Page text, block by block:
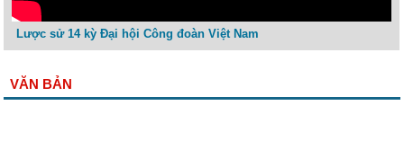
Lược sử 14 kỳ Đại hội Công đoàn Việt Nam
VĂN BẢN